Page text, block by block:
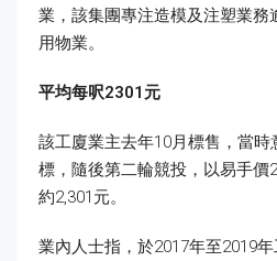
業，該集團專注造模及注塑業務
用物業。
平均每呎2301元
該工廈業主去年10月標售，當時
標，隨後第二輪競投，以易手價
約2,301元。
業內人士指，於2017年至2019